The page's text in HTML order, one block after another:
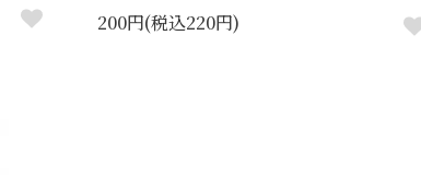
200円(税込220円)